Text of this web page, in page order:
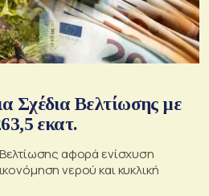
Σχέδια Βελτίωσης με
εκατ.
αφορά ενίσχυση
νερού και κυκλική